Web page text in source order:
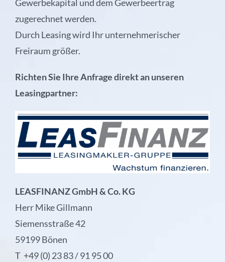
Gewerbekapital und dem Gewerbeertrag
zugerechnet werden.
Durch Leasing wird Ihr unternehmerischer
Freiraum größer.
Richten Sie Ihre Anfrage direkt an unseren
Leasingpartner:
LEASFINANZ GmbH & Co. KG
Herr Mike Gillmann
Siemensstraße 42
59199 Bönen
T +49 (0) 23 83 / 91 95 00